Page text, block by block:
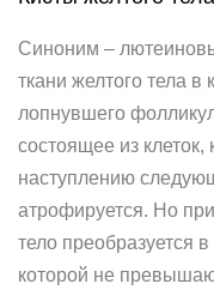
Синоним –
ткани желтого тела
лопнувшего
состоящее из
наступлению
атрофируется. Но
тело преобразуется
которой не